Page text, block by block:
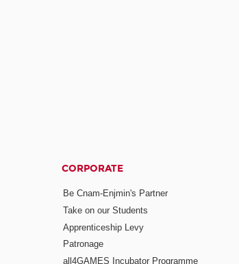
CORPORATE
Be Cnam-Enjmin's Partner
Take on our Students
Apprenticeship Levy
Patronage
all4GAMES Incubator Programme